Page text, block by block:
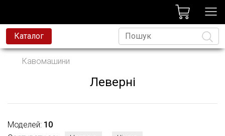
Каталог
техніка
техніка
техніка
Кавомашини
Леверні
Моделей: 10